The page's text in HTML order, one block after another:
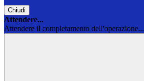
Chiudi
Attendere...
Attendere il completamento dell'operazione...